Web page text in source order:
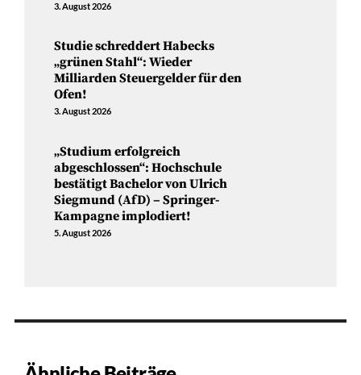
3. August 2026
Studie schreddert Habecks
„grünen Stahl“: Wieder
Milliarden Steuergelder für den
Ofen!
3. August 2026
„Studium erfolgreich
abgeschlossen“: Hochschule
bestätigt Bachelor von Ulrich
Siegmund (AfD) – Springer-
Kampagne implodiert!
5. August 2026